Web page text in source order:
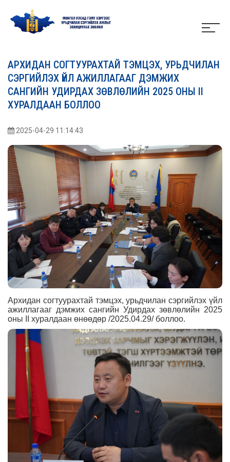
АРХИДАН СОГТУУРАХТАЙ ТЭМЦЭХ, УРЬДЧИЛАН
СЭРГИЙЛЭХ ҮЙЛ АЖИЛЛАГААГ ДЭМЖИХ
САНГИЙН УДИРДАХ ЗӨВЛӨЛИЙН 2025 ОНЫ II
ХУРАЛДААН БОЛЛОО
2025-04-29 11:14:43
Архидан согтуурахтай тэмцэх, урьдчилан сэргийлэх үйл
ажиллагааг дэмжих сангийн Удирдах зөвлөлийн 2025
оны II хуралдаан өнөөдөр /2025.04.29/ боллоо.